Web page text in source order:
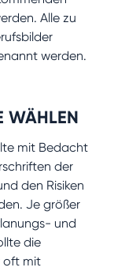
Alle zu
werden.
WÄHLEN
mit Bedacht
der
den Risiken
Je größer
und
die
oft mit